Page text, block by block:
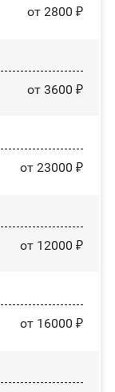
от 2800 ₽
от 3600 ₽
от 23000 ₽
от 12000 ₽
от 16000 ₽